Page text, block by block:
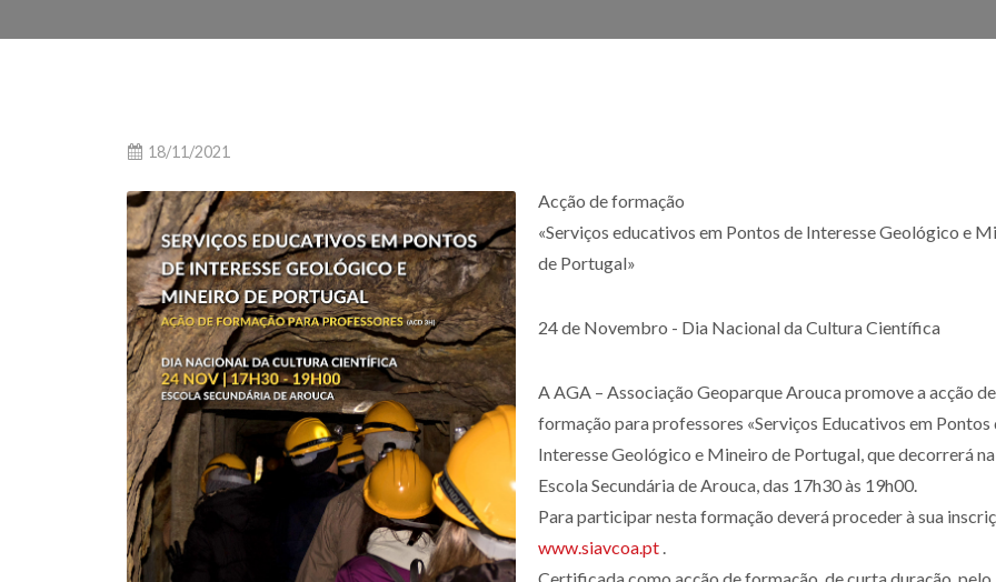
18/11/2021
Acção de formação
«Serviços educativos em Pontos de Interesse Geológico e
de Portugal»
24 de Novembro - Dia Nacional da Cultura Científica
A AGA – Associação Geoparque Arouca promove a acção de
formação para professores «Serviços Educativos em Pontos
Interesse Geológico e Mineiro de Portugal, que decorrerá na
Escola Secundária de Arouca, das 17h30 às 19h00.
Para participar nesta formação deverá proceder à sua
www.siavcoa.pt .